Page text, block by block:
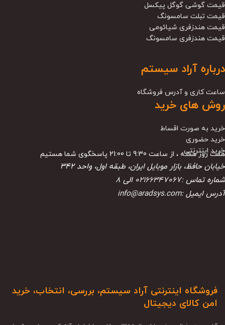
قیمت گوشی گوگل پیکسل
قیمت تبلت سامسونگ
قیمت هندزفری شیائومی
قیمت هندزفری سامسونگ
درباره آراد سیستم
ساعت کاری و آدرس فروشگاه
روش های خرید
خرید به صورت اقساط
خرید حضوری
خرید اینترنتی
هفت روز هفته ، از ساعت 9:30 تا 21:00 پاسخگوی شما هستیم
خیابان حافظ، بازار موبایل ایران، طبقه اول، واحد ۳۴۲
شماره تماس :02166347067 الی 8
آدرس ایمیل :info@aradsys.com
فروشگاه اینترنتی آراد سیستم، بررسی، انتخاب، خرید
امن کالای دیجیتال